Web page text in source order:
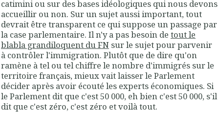
catimini ou sur des bases idéologiques qui nous devons
accueillir ou non. Sur un sujet aussi important, tout
devrait être transparent ce qui suppose un passage par
la case parlementaire. Il n'y a pas besoin de tout le
blabla grandiloquent du FN sur le sujet pour parvenir
à contrôler l'immigration. Plutôt que de dire qu'on
ramène à tel ou tel chiffre le nombre d'immigrés sur le
territoire français, mieux vait laisser le Parlement
décider après avoir écouté les experts économiques. Si
le Parlement dit que c'est 50 000, eh bien c'est 50 000, s'il
dit que c'est zéro, c'est zéro et voilà tout.